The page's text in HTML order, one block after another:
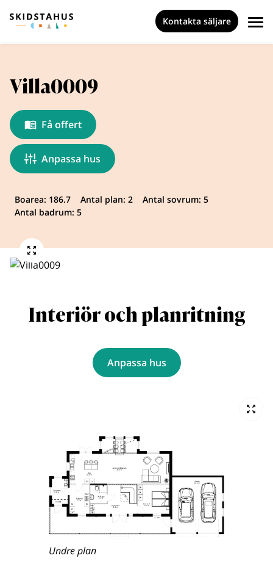
Kontakta säljare
Villa0009
Få offert
Anpassa hus
Boarea: 186.7 Antal plan: 2
Antal sovrum: 5
Antal badrum: 5
Interiör och planritning
Anpassa hus
Undre plan